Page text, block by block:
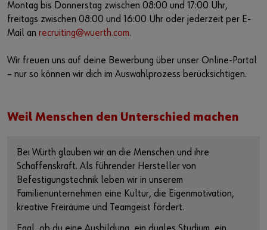
Montag bis Donnerstag zwischen 08:00 und 17:00 Uhr,
freitags zwischen 08:00 und 16:00 Uhr oder jederzeit per E-
Mail an recruiting@wuerth.com.
Wir freuen uns auf deine Bewerbung über unser Online-Portal
– nur so können wir dich im Auswahlprozess berücksichtigen.
Weil Menschen den Unterschied machen
Bei Würth glauben wir an die Menschen und ihre
Schaffenskraft. Als führender Hersteller von
Befestigungstechnik leben wir in unserem
Familienunternehmen eine Kultur, die Eigenmotivation,
kreative Freiräume und Teamgeist fördert.